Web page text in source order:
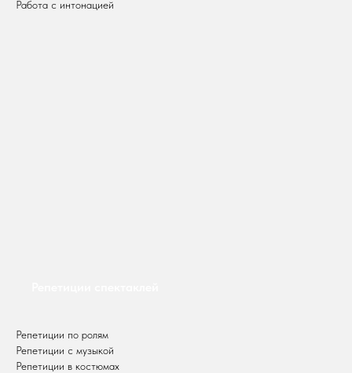
Работа с интонацией
Репетиции по ролям
Репетиции с музыкой
Репетиции в костюмах